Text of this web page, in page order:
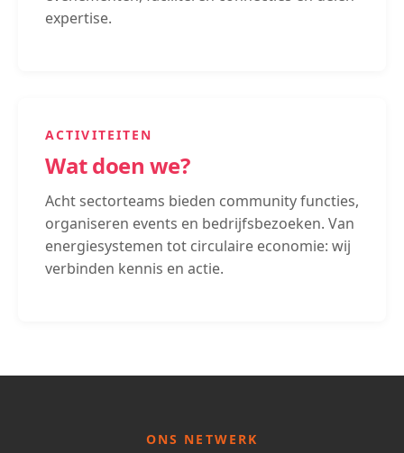
expertise.
ACTIVITEITEN
Wat doen we?
Acht sectorteams bieden community functies,
organiseren events en bedrijfsbezoeken. Van
energiesystemen tot circulaire economie: wij
verbinden kennis en actie.
ONS NETWERK